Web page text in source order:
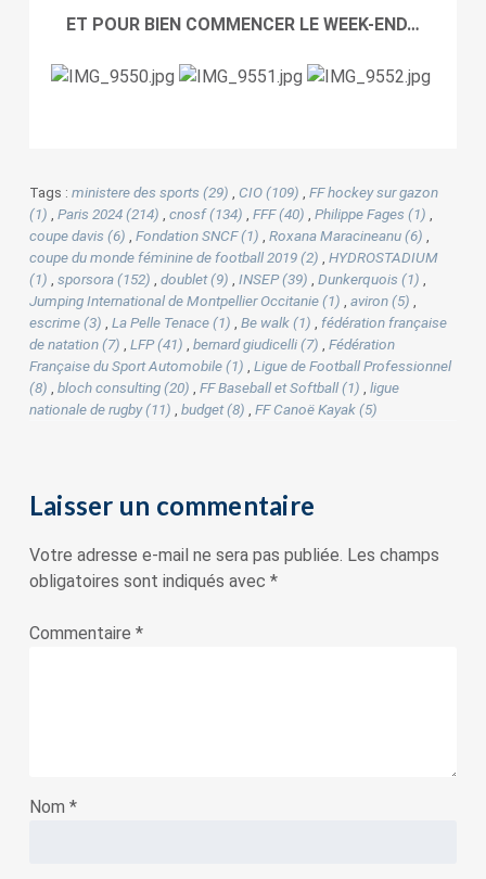
ET POUR BIEN COMMENCER LE WEEK-END…
Tags : ministere des sports (29) CIO (109)
FF hockey sur gazon
(1)
Paris 2024 (214) cnosf (134) FFF (40) Philippe Fages (1)
coupe davis (6)
Fondation SNCF (1) Roxana Maracineanu (6)
coupe du monde féminine de football 2019 (2)
HYDROSTADIUM
(1)
sporsora (152) doublet (9) INSEP (39) Dunkerquois (1)
Jumping International de Montpellier Occitanie (1)
aviron (5)
escrime (3)
La Pelle Tenace (1) Be walk (1)
fédération française
de natation (7)
LFP (41) bernard giudicelli (7)
Fédération
Française du Sport Automobile (1)
Ligue de Football Professionnel
(8)
bloch consulting (20) FF Baseball et Softball (1)
ligue
nationale de rugby (11)
budget (8) FF Canoë Kayak (5)
Laisser un commentaire
Votre adresse e-mail ne sera pas publiée. Les champs
obligatoires sont indiqués avec *
Commentaire *
Nom *